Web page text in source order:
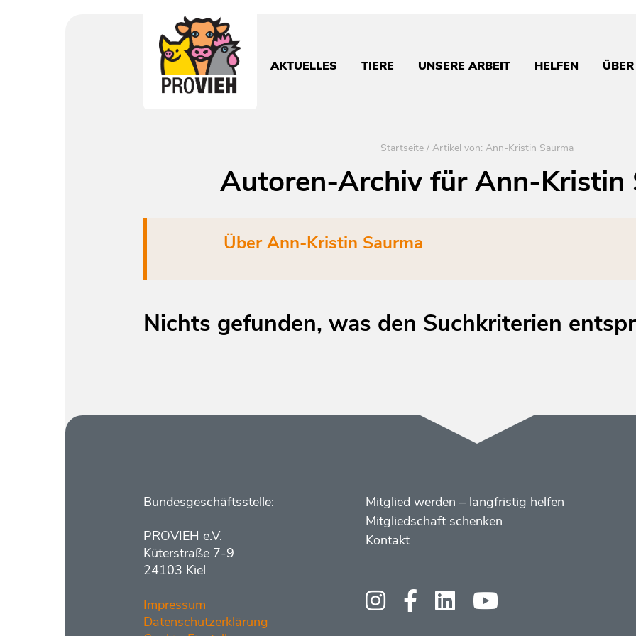
leben.AKTUELLES TIERE UNSERE ARBEIT HELFEN
Startseite / Artikel von: Ann-Kristin Saurma
Autoren-Archiv fürAnn-Kristin
ÜberAnn-Kristin Saurma
Nichts gefunden, was den Suchkriterien
Kontakt
Bundesgeschäftsstelle:
PROVIEH e.V.
Küterstraße 7-9
24103 Kiel
Impressum
Datenschutzerklärung
Menüs
Footer
2
Mitglied werden – langfristig helfen
Mitgliedschaft schenken
Kontakt
Social
Media